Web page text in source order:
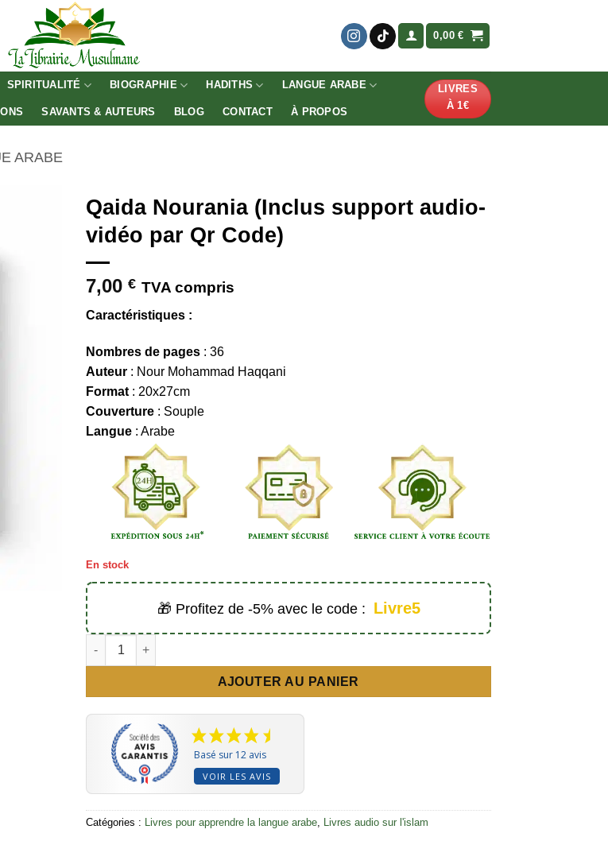
0,00€
SPIRITUALITÉ BIOGRAPHIE HADITHS LANGUE ARABE
SAVANTS & AUTEURS BLOG CONTACT À PROPOS
LIVRES
À 1€
ARABE
Qaida Nourania (Inclus support audio-
vidéo par Qr Code)
7,00 € TVA compris
Caractéristiques :
Nombres de pages : 36
Auteur : Nour Mohammad Haqqani
Format : 20x27cm
Couverture : Souple
Langue : Arabe
En stock
🎁 Profitez de -5% avec le code : Livre5
quantité de Qaida Nourania (Inclus support audio-vidéo par Qr Code)
AJOUTER AU PANIER
Basé sur 12 avis
VOIR LES AVIS
Catégories : Livres pour apprendre la langue arabe Livres audio sur l'islam